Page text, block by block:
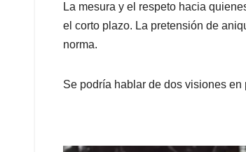
La mesura y el respeto hacia
el corto plazo. La pretensión de
norma.
Se podría hablar de dos visiones en